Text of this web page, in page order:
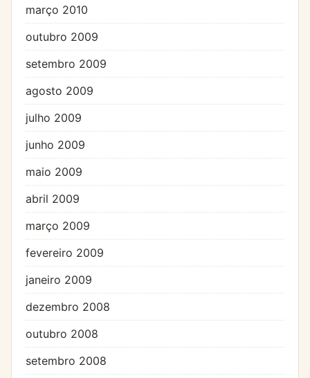
março 2010
outubro 2009
setembro 2009
agosto 2009
julho 2009
junho 2009
maio 2009
abril 2009
março 2009
fevereiro 2009
janeiro 2009
dezembro 2008
outubro 2008
setembro 2008